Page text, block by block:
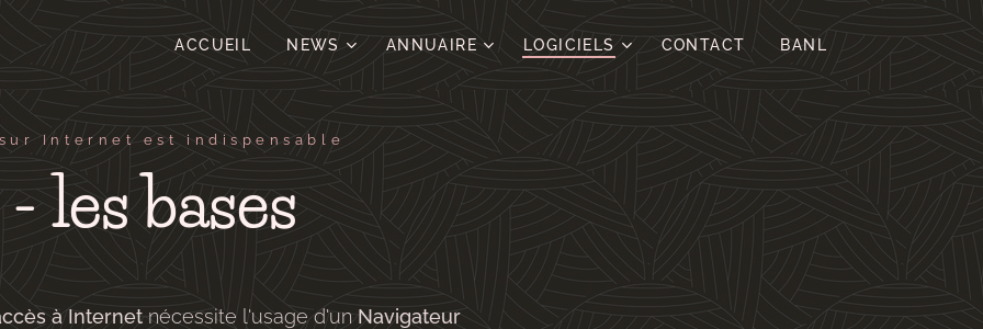
ACCUEIL NEWS ANNUAIRE LOGICIELS CONTACT BANL
Internet est indispensable
les bases
à Internetnécessite l'usage d'un Navigateur